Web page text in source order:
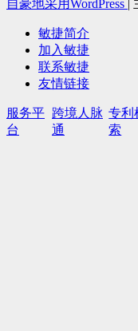
自豪地采用WordPress |
敏捷简介
加入敏捷
联系敏捷
友情链接
服务平
台
跨境人脉
通
专利
索